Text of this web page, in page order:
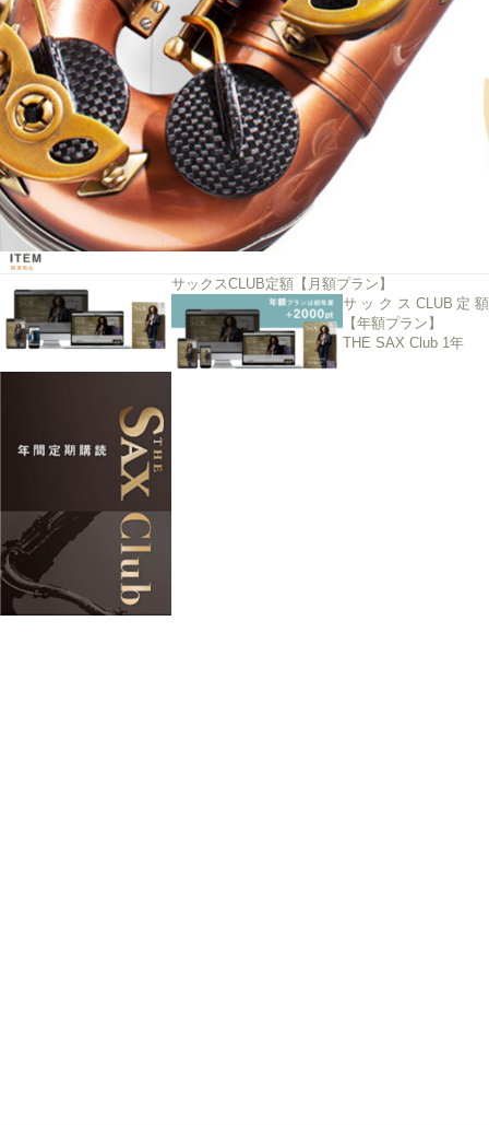
サックスCLUB定額【月額プラン】
サックスCLUB定額
【年額プラン】
THE SAX Club 1年